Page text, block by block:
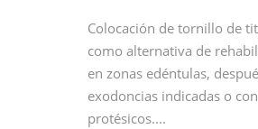
Colocación de tornillo de
como alternativa de
en zonas edéntulas,
exodoncias indicadas o
protésicos....